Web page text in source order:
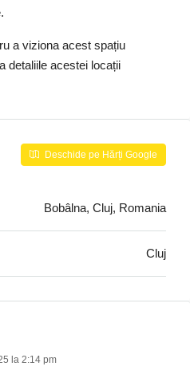
a viziona acest spațiu
detaliile acestei locații
Deschide pe Hărți Google
Bobâlna, Cluj, Romania
Cluj
la 2:14 pm